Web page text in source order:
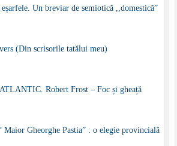
Un breviar de semiotică ,,domestică”
(Din scrisorile tatălui meu)
Robert Frost – Foc și gheață
Maior Gheorghe Pastia” : o elegie provincială